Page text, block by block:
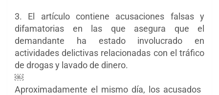
3. El artículo contiene acusaciones falsas y
difamatorias en las que asegura que el
demandante ha estado involucrado en
actividades delictivas relacionadas con el tráfico
de drogas y lavado de dinero.
￼
Aproximadamente el mismo día, los acusados ​​